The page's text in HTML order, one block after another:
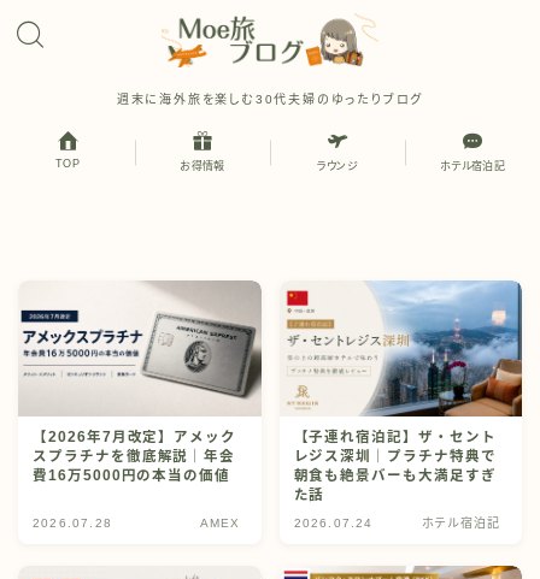
週末に海外旅を楽しむ30代夫婦のゆったりブログ
TOP お得情報 ラウンジ ホテル宿泊記
【2026年7月改定】アメック
スプラチナを徹底解説｜年会
費16万5000円の本当の価値
2026.07.28 AMEX
【子連れ宿泊記】ザ・セント
レジス深圳｜プラチナ特典で
朝食も絶景バーも大満足すぎ
た話
2026.07.24 ホテル宿泊記